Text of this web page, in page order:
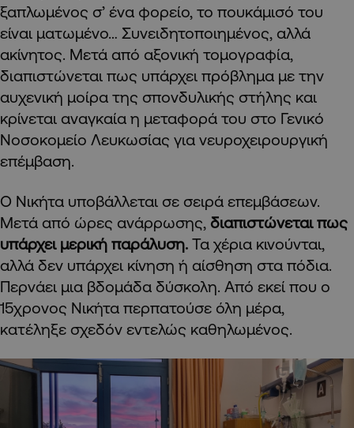
ξαπλωμένος σ’ ένα φορείο, το πουκάμισό του
είναι ματωμένο… Συνειδητοποιημένος, αλλά
ακίνητος. Μετά από αξονική τομογραφία,
διαπιστώνεται πως υπάρχει πρόβλημα με την
αυχενική μοίρα της σπονδυλικής στήλης και
κρίνεται αναγκαία η μεταφορά του στο Γενικό
Νοσοκομείο Λευκωσίας για νευροχειρουργική
επέμβαση.
Ο Νικήτα υποβάλλεται σε σειρά επεμβάσεων.
Μετά από ώρες ανάρρωσης, διαπιστώνεται πως
υπάρχει μερική παράλυση. Τα χέρια κινούνται,
αλλά δεν υπάρχει κίνηση ή αίσθηση στα πόδια.
Περνάει μια βδομάδα δύσκολη. Από εκεί που ο
15χρονος Νικήτα περπατούσε όλη μέρα,
κατέληξε σχεδόν εντελώς καθηλωμένος.